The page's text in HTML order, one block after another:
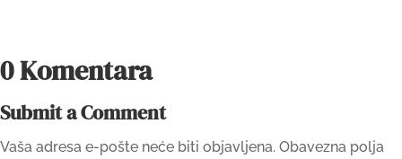
0 Komentara
Submit a Comment
Vaša adresa e-pošte neće biti objavljena. Obavezna polja